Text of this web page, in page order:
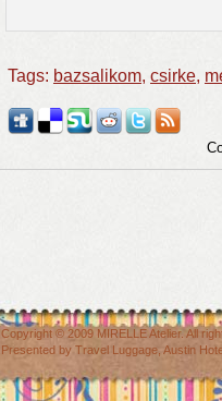
Tags: bazsalikom, csirke,
Copyright © 2009 MIRELLE Atelier. All
Presented by Travel Luggage Austin